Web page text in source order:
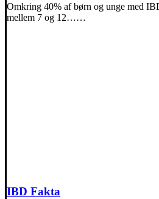
Omkring 40% af børn og unge med
mellem 7 og 12……
IBD Fakta